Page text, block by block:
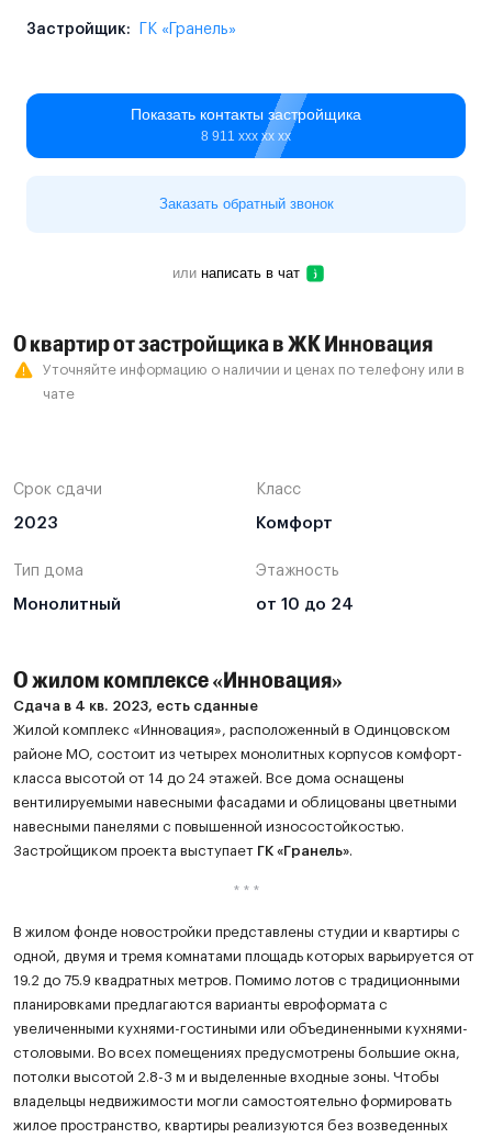
Застройщик: ГК «Гранель»
Показать контакты застройщика
8 911 ххх хх хх
Заказать обратный звонок
или написать в чат
0 квартир от застройщика в ЖК Инновация
Уточняйте информацию о наличии и ценах по телефону или в
чате
Срок сдачи
2023
Класс
Комфорт
Тип дома
Монолитный
Этажность
от 10 до 24
О жилом комплексе «Инновация»
Сдача в 4 кв. 2023, есть сданные
Жилой комплекс «Инновация», расположенный в Одинцовском
районе МО, состоит из четырех монолитных корпусов комфорт-
класса высотой от 14 до 24 этажей. Все дома оснащены
вентилируемыми навесными фасадами и облицованы цветными
навесными панелями с повышенной износостойкостью.
Застройщиком проекта выступает ГК «Гранель»
В жилом фонде новостройки представлены студии и квартиры с
одной, двумя и тремя комнатами площадь которых варьируется от
19.2 до 75.9 квадратных метров. Помимо лотов с традиционными
планировками предлагаются варианты евроформата с
увеличенными кухнями-гостиными или объединенными кухнями-
столовыми. Во всех помещениях предусмотрены большие окна,
потолки высотой 2.8-3 м и выделенные входные зоны. Чтобы
владельцы недвижимости могли самостоятельно формировать
жилое пространство, квартиры реализуются без возведенных